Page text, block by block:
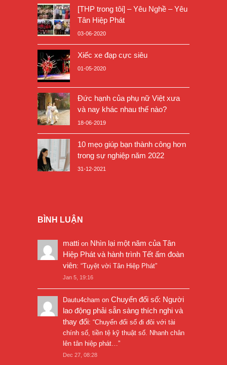
[THP trong tôi] – Yêu Nghề – Yêu
Tân Hiệp Phát
03-06-2020
Xiếc xe đạp cực siêu
01-05-2020
Đức hạnh của phụ nữ Việt xưa
và nay khác nhau thế nào?
18-06-2019
10 mẹo giúp bạn thành công hơn
trong sự nghiệp năm 2022
31-12-2021
BÌNH LUẬN
matti on Nhìn lại một năm của Tân
Hiệp Phát và hành trình Tết ấm đoàn
viên: “Tuyệt vời Tân Hiệp Phát”
Jan 5, 19:16
Dautu4cham on Chuyển đổi số: Người
lao động phải sẵn sàng thích nghi và
thay đổi: “Chuyển đổi số đi đôi với tài
chính số, tiền tệ kỹ thuật số. Nhanh chân
lên tân hiệp phát…”
Dec 27, 08:28